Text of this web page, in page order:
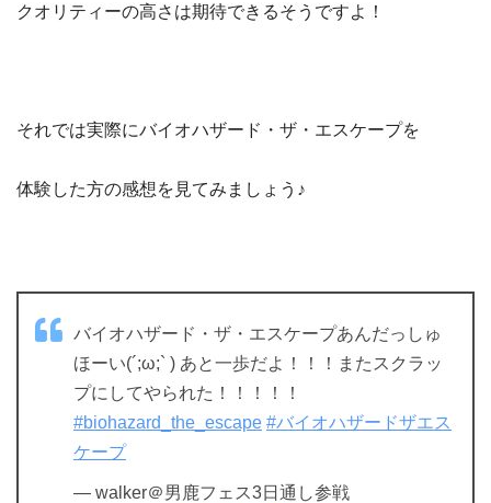
クオリティーの高さは期待できるそうですよ！
それでは実際にバイオハザード・ザ・エスケープを
体験した方の感想を見てみましょう♪
バイオハザード・ザ・エスケープあんだっしゅ
ほーい(´;ω;` ) あと一歩だよ！！！またスクラッ
プにしてやられた！！！！！
#biohazard_the_escape #バイオハザードザエス
ケープ
— walker＠男鹿フェス3日通し参戦